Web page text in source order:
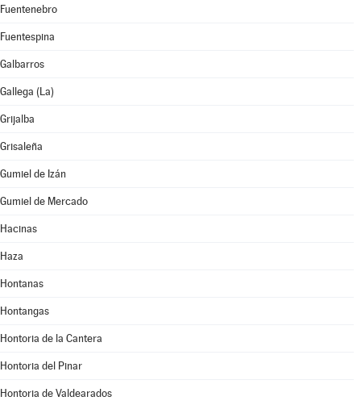
Fuentenebro
Fuentespina
Galbarros
Gallega (La)
Grijalba
Grisaleña
Gumiel de Izán
Gumiel de Mercado
Hacinas
Haza
Hontanas
Hontangas
Hontoria de la Cantera
Hontoria del Pinar
Hontoria de Valdearados